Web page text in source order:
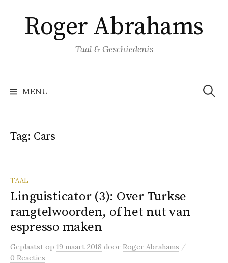
inhoud
springen
Roger Abrahams
Taal & Geschiedenis
MENU
Zoeken
naar:
Tag: Cars
TAAL
Linguisticator (3): Over Turkse
rangtelwoorden, of het nut van
espresso maken
Geplaatst op 19 maart 2018 door Roger Abrahams /
0 Reacties